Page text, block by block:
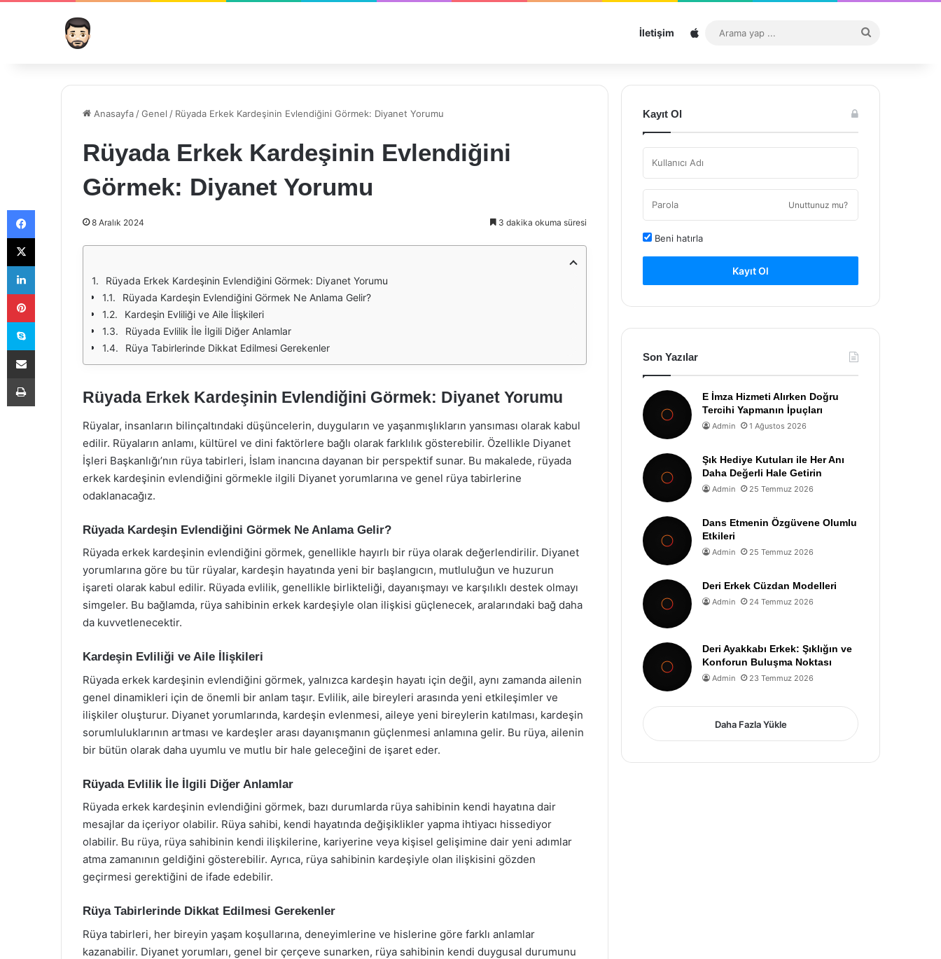
İletişim Sitemap
...
Anasayfa /Genel / Rüyada Erkek Kardeşinin Evlendiğini Görmek: Diyanet Yorumu
Rüyada Erkek Kardeşinin Evlendiğini
Görmek: Diyanet Yorumu
8 Aralık 2024 3 dakika okuma süresi
Rüyada Erkek Kardeşinin Evlendiğini Görmek: Diyanet Yorumu
Rüyada Kardeşin Evlendiğini Görmek Ne Anlama Gelir?
Kardeşin Evliliği ve Aile İlişkileri
Rüyada Evlilik İle İlgili Diğer Anlamlar
Rüya Tabirlerinde Dikkat Edilmesi Gerekenler
Rüyada Erkek Kardeşinin Evlendiğini Görmek: Diyanet Yorumu
Rüyalar, insanların bilinçaltındaki düşüncelerin, duyguların ve yaşanmışlıkların yansıması olarak kabul
edilir. Rüyaların anlamı, kültürel ve dini faktörlere bağlı olarak farklılık gösterebilir. Özellikle Diyanet
İşleri Başkanlığı’nın rüya tabirleri, İslam inancına dayanan bir perspektif sunar. Bu makalede, rüyada
erkek kardeşinin evlendiğini görmekle ilgili Diyanet yorumlarına ve genel rüya tabirlerine
odaklanacağız.
Rüyada Kardeşin Evlendiğini Görmek Ne Anlama Gelir?
Rüyada erkek kardeşinin evlendiğini görmek, genellikle hayırlı bir rüya olarak değerlendirilir. Diyanet
yorumlarına göre bu tür rüyalar, kardeşin hayatında yeni bir başlangıcın, mutluluğun ve huzurun
işareti olarak kabul edilir. Rüyada evlilik, genellikle birlikteliği, dayanışmayı ve karşılıklı destek olmayı
simgeler. Bu bağlamda, rüya sahibinin erkek kardeşiyle olan ilişkisi güçlenecek, aralarındaki bağ daha
da kuvvetlenecektir.
Kardeşin Evliliği ve Aile İlişkileri
Rüyada erkek kardeşinin evlendiğini görmek, yalnızca kardeşin hayatı için değil, aynı zamanda ailenin
genel dinamikleri için de önemli bir anlam taşır. Evlilik, aile bireyleri arasında yeni etkileşimler ve
ilişkiler oluşturur. Diyanet yorumlarında, kardeşin evlenmesi, aileye yeni bireylerin katılması, kardeşin
sorumluluklarının artması ve kardeşler arası dayanışmanın güçlenmesi anlamına gelir. Bu rüya, ailenin
bir bütün olarak daha uyumlu ve mutlu bir hale geleceğini de işaret eder.
Rüyada Evlilik İle İlgili Diğer Anlamlar
Rüyada erkek kardeşinin evlendiğini görmek, bazı durumlarda rüya sahibinin kendi hayatına dair
mesajlar da içeriyor olabilir. Rüya sahibi, kendi hayatında değişiklikler yapma ihtiyacı hissediyor
olabilir. Bu rüya, rüya sahibinin kendi ilişkilerine, kariyerine veya kişisel gelişimine dair yeni adımlar
atma zamanının geldiğini gösterebilir. Ayrıca, rüya sahibinin kardeşiyle olan ilişkisini gözden
geçirmesi gerektiğini de ifade edebilir.
Rüya Tabirlerinde Dikkat Edilmesi Gerekenler
Rüya tabirleri, her bireyin yaşam koşullarına, deneyimlerine ve hislerine göre farklı anlamlar
kazanabilir. Diyanet yorumları, genel bir çerçeve sunarken, rüya sahibinin kendi duygusal durumunu
Kayıt Ol
Unuttunuz mu?
Beni hatırla
Kayıt Ol
Son Yazılar
E İmza Hizmeti Alırken Doğru
Tercihi Yapmanın İpuçları
Admin 1 Ağustos 2026
Şık Hediye Kutuları ile Her Anı
Daha Değerli Hale Getirin
Admin 25 Temmuz 2026
Dans Etmenin Özgüvene Olumlu
Etkileri
Admin 25 Temmuz 2026
Deri Erkek Cüzdan Modelleri
Admin 24 Temmuz 2026
Deri Ayakkabı Erkek: Şıklığın ve
Konforun Buluşma Noktası
Admin 23 Temmuz 2026
Daha Fazla Yükle
Facebook
X
LinkedIn
Pinterest
Skype
E-Posta ile paylaş